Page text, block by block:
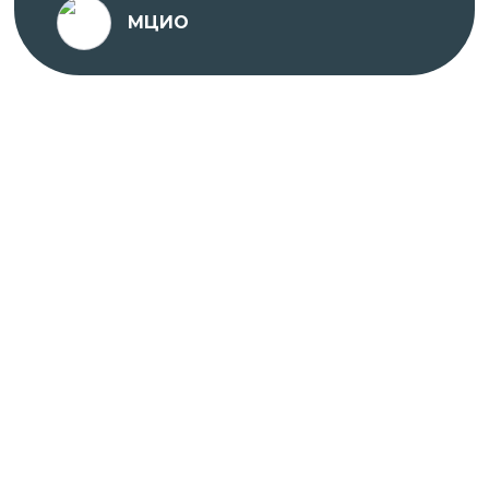
профессиональные навыки в удобном формате
обучения!
МЦИО